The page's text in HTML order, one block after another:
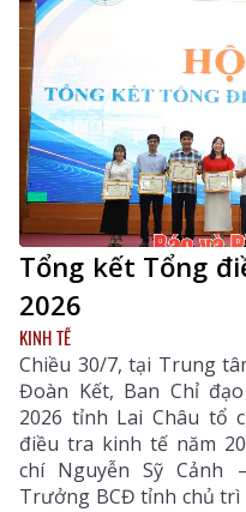
Tổng kết Tổng
2026
KINH TẾ
Chiều 30/7, tại Trung
Đoàn Kết, Ban Chỉ
2026 tỉnh Lai Châu tổ
điều tra kinh tế năm
chí Nguyễn Sỹ Cảnh
Trưởng BCĐ tỉnh chủ trì